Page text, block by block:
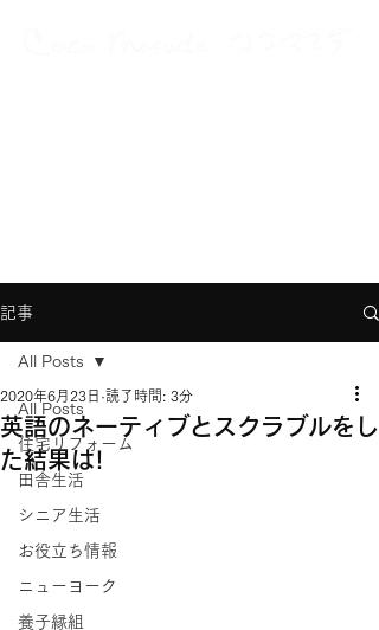
記事
All Posts
住宅リフォーム
田舎生活
シニア生活
お役立ち情報
ニューヨーク
養子縁組
All Posts
英語のネーティブとスクラブルをし
た結果は!
2020年6月23日 読了時間: 3分